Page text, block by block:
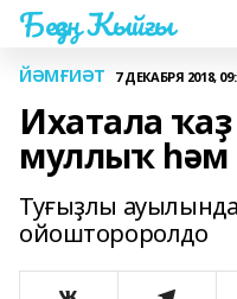
Беҙҙең Ҡыйғы
ЙӘМҒИӘТ 7 ДЕКАБРЯ 2018,
Ихатала
муллыҡ
Туғыҙлы
ойоштороролдо